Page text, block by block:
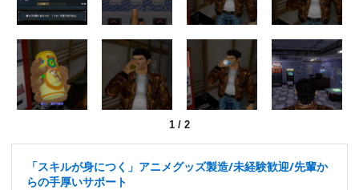
1 / 2
「スキルが身につく」アニメグッズ製造/未経験歓迎/先輩か
らの手厚いサポート